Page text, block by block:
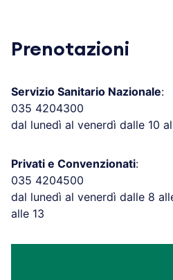
Prenotazioni
Servizio Sanitario Nazionale:
035 4204300
dal lunedì al venerdì dalle 10
Privati e Convenzionati:
035 4204500
dal lunedì al venerdì dalle 8
alle 13